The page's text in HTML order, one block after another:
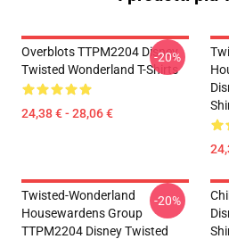
Overblots TTPM2204 Disney
Twisted Wonderland T-Shirts
24,38 € - 28,06 €
-20%
Twisted-Wonderland
Housewardens Group
TTPM2204 Disney Twisted
-20%